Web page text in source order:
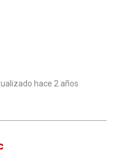
hace 2 años